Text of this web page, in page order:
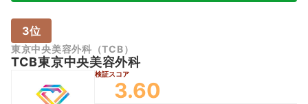
3位
東京中央美容外科（TCB）
TCB東京中央美容外科
検証スコア
3.60